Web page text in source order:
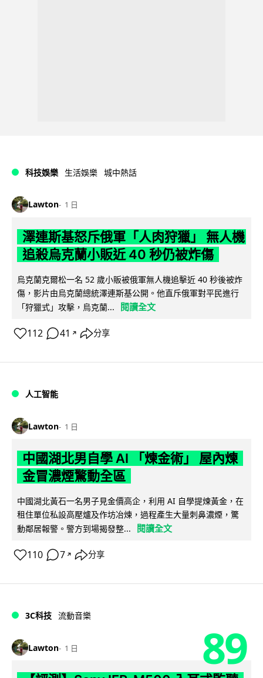
科技娛樂 生活娛樂 城中熱話
Lawton 1 日
澤連斯基怒斥俄軍「人肉狩獵」 無人機
追殺烏克蘭小販近 40 秒仍被炸傷
烏克蘭克爾松一名 52 歲小販被俄軍無人機追擊近 40 秒後被炸
傷，影片由烏克蘭總統澤連斯基公開。他直斥俄軍對平民進行
「狩獵式」攻擊，烏克蘭...
閱讀全文
112 41 ↗ 分享
人工智能
Lawton 1 日
中國湖北男自學 AI 「煉金術」 屋內煉
金冒濃煙驚動全區
中國湖北黃石一名男子見金價高企，利用 AI 自學提煉黃金，在
租住單位私設高壓爐及作坊冶煉，過程產生大量刺鼻濃煙，驚
動鄰居報警。警方到場揭發整...
閱讀全文
110 7 ↗ 分享
3C科技 流動音樂
Lawton 1 日 89